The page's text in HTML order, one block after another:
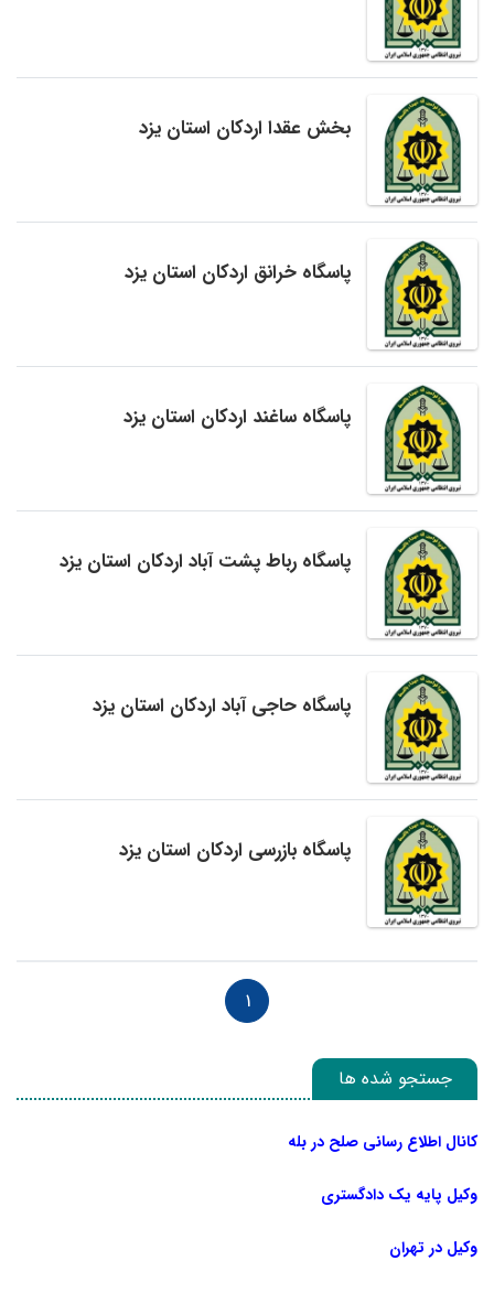
بخش عقدا اردکان استان یزد
پاسگاه خرانق اردکان استان یزد
پاسگاه ساغند اردکان استان یزد
پاسگاه رباط پشت آباد اردکان استان یزد
پاسگاه حاجی آباد اردکان استان یزد
پاسگاه بازرسی اردکان استان یزد
1
جستجو شده ها
کانال اطلاع رسانی صلح در بله
وکیل پایه یک دادگستری
وکیل در تهران